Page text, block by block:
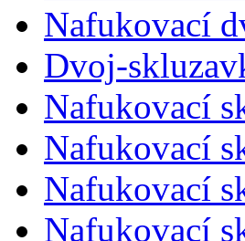
Nafukovací
Dvoj-
Nafukovací
Nafukovací
Nafukovací
Nafukovací